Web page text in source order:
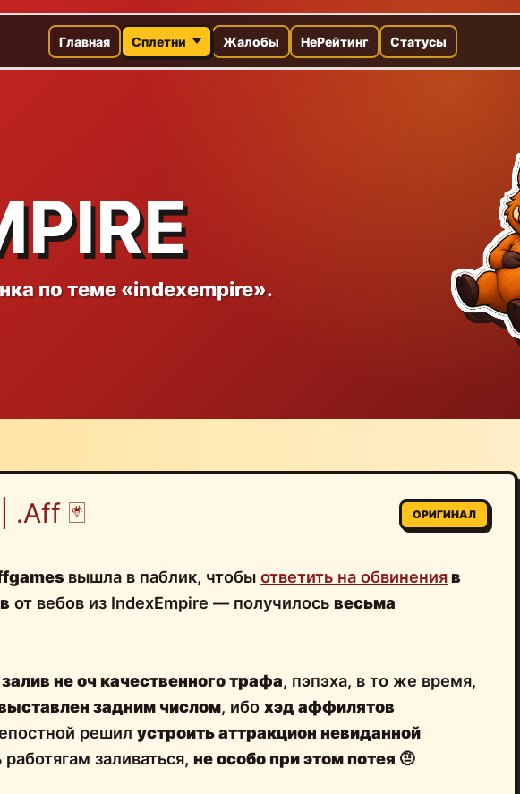
Главная Сплетни Жалобы НеРейтинг Статусы
по теме «indexempire».
.Aff 🃏 ОРИГИНАЛ
вышла в паблик, чтобы ответить на обвиненияв
от вебов из IndexEmpire — получилось весьма
не оч качественного трафа, пэпэха, в то же время,
задним числом, ибо хэд аффилятов
решил устроить аттракцион невиданной
заливаться, не особо при этом потея 🤨